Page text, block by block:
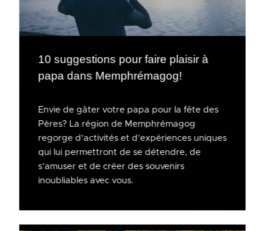
10 suggestions pour faire plaisir à
papa dans Memphrémagog!
Envie de gâter votre papa pour la fête des
Pères? La région de Memphrémagog
regorge d’activités et d’expériences uniques
qui lui permettront de se détendre, de
s’amuser et de créer des souvenirs
inoubliables avec vous.